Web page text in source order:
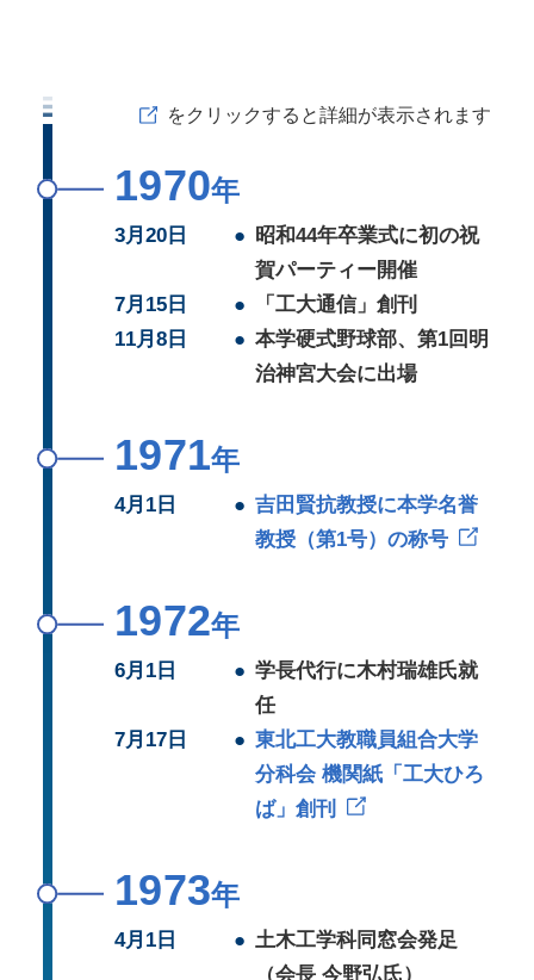
をクリックすると詳細が表示されます
1970年
3月20日 ●
昭和44年卒業式に初の祝
賀パーティー開催
7月15日
●
「工大通信」創刊
11月8日
● 本学硬式野球部、第1回明
治神宮大会に出場
1971年
4月1日 ● 吉田賢抗教授に本学名誉
教授（第1号）の称号
1972年
6月1日 ● 学長代行に木村瑞雄氏就
任
7月17日
● 東北工大教職員組合大学
分科会 機関紙「工大ひろ
ば」創刊
1973年
4月1日 ● 土木工学科同窓会発足
（会長 今野弘氏）